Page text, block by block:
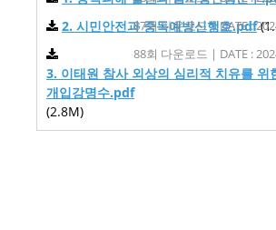
2. 시민안전과 중독예방신행호.pdf
87회 다운로드 | DATE :
3. 이태원 참사 외상의 심리적 치유를 위
개입강명수.pdf
(2.8M)
88회 다운로드 | DATE :